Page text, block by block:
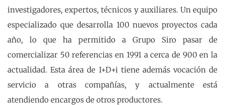
investigadores, expertos, técnicos y auxiliares. Un equipo
especializado que desarrolla 100 nuevos proyectos cada
año, lo que ha permitido a Grupo Siro pasar de
comercializar 50 referencias en 1991 a cerca de 900 en la
actualidad. Esta área de I+D+i tiene además vocación de
servicio a otras compañías, y actualmente está
atendiendo encargos de otros productores.